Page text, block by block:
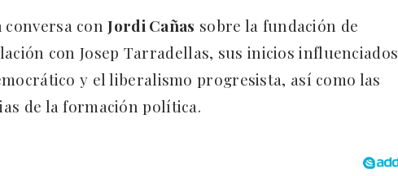
conversa conJordi Cañas sobre la fundación de
con Josep Tarradellas, sus inicios influenciados
y el liberalismo progresista, así como las
de la formación política.